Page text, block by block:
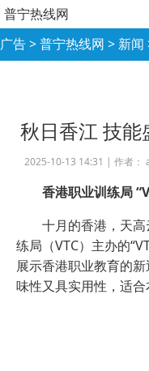
普宁热线网
广告>普宁热线网 > 新闻
秋日香江 技能
2025-10-13 14:31 | 作者：
香港职业训练局
十月的香港，天
练局（VTC）主办的
展示香港职业教育的
味性又具实用性，适